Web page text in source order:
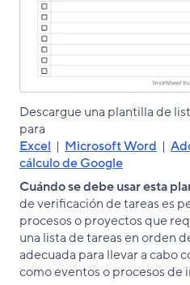
Descargue una plantilla de
para
Excel | Microsoft Word |
cálculo de Google
Cuándo se debe usar esta
de verificación de tareas es
procesos o proyectos que
una lista de tareas en orden
adecuada para llevar a cabo
como eventos o procesos de